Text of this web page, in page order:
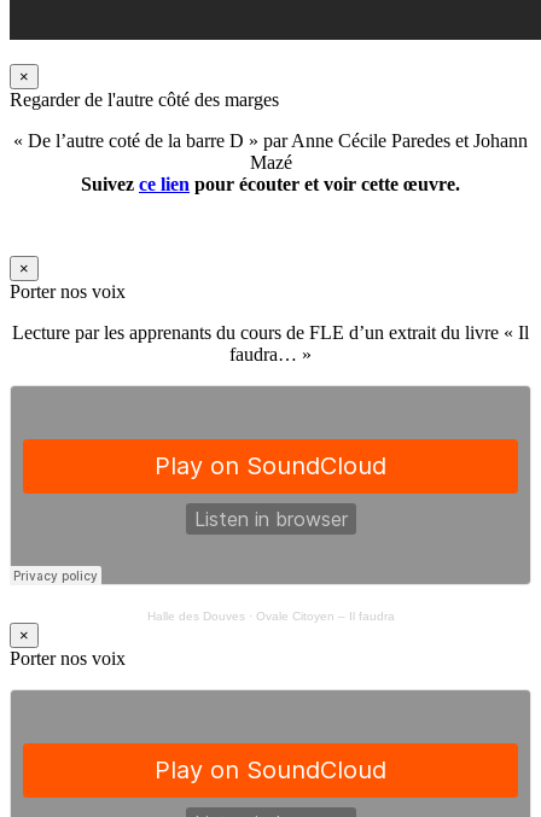
×
Regarder de l'autre côté des marges
« De l’autre coté de la barre D » par Anne Cécile Paredes et Johann
Mazé
Suivez ce lien pour écouter et voir cette œuvre.
×
Porter nos voix
Lecture par les apprenants du cours de FLE d’un extrait du livre « Il
faudra… »
Halle des Douves· Ovale Citoyen – Il faudra
×
Porter nos voix